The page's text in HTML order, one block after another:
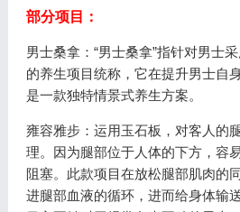
部分项目：
男士桑拿：“男士桑拿”指针对男士
的养生项目统称，它在提升男士自
是一款独特情景式养生方案。
雍容雅步：运用玉石板，对客人的
理。因为腿部位于人体的下方，容
阻塞。此款项目在放松腿部肌肉的
进腿部血液的循环，进而给身体输